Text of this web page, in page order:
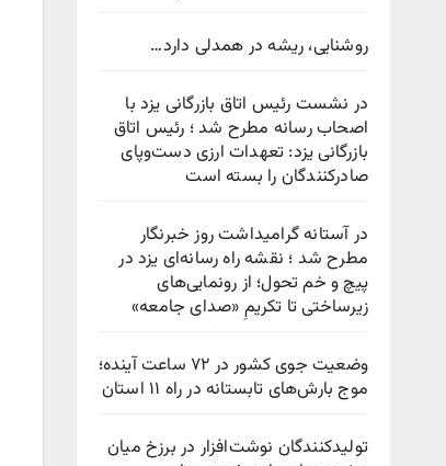
روشنایی، ریشه در همدلی دارد…
در نشست رئیس اتاق بازرگانی یزد با
اصحاب رسانه مطرح شد ؛ رئیس اتاق
بازرگانی یزد: تعهدات ارزی دست‌وپای
صادرکنندگان را بسته است
در آستانه گرامیداشت روز خبرنگار
مطرح شد ؛ نقشه راه رسانه‌ای یزد در
پیچ‌ و خم تحول؛ از رونمایی‌های
زیرساختی تا تکریمِ «صدای جامعه»
وضعیت جوی کشور در ۷۲ ساعت آینده؛
موج بارش‌های تابستانه در راه ۱۱ استان
تولیدکنندگان نوشت‌افزار در برزخ میان